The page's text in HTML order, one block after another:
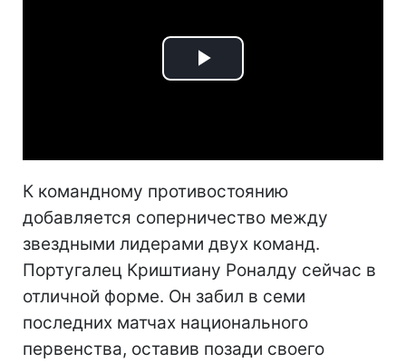
Play
К командному противостоянию
добавляется соперничество между
звездными лидерами двух команд.
Португалец Криштиану Роналду сейчас в
отличной форме. Он забил в семи
последних матчах национального
первенства, оставив позади своего